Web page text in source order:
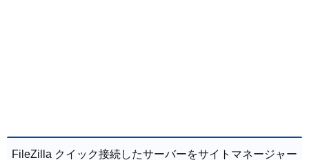
FileZilla クイック接続したサーバーをサイトマネージャー